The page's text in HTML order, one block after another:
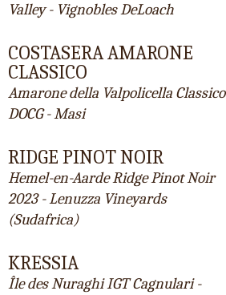
Valley - Vignobles DeLoach
COSTASERA AMARONE
CLASSICO
Amarone della Valpolicella Classico
DOCG - Masi
RIDGE PINOT NOIR
Hemel-en-Aarde Ridge Pinot Noir
2023 - Lenuzza Vineyards
(Sudafrica)
KRESSIA
Île des Nuraghi IGT Cagnulari -